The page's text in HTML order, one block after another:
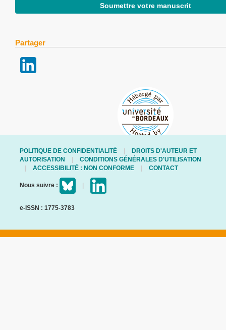
Soumettre votre manuscrit
Partager
POLITIQUE DE CONFIDENTIALITÉ
DROITS D'AUTEUR ET
AUTORISATION
CONDITIONS GÉNÉRALES D'UTILISATION
ACCESSIBILITÉ : NON CONFORME
CONTACT
Nous suivre :
e-ISSN : 1775-3783